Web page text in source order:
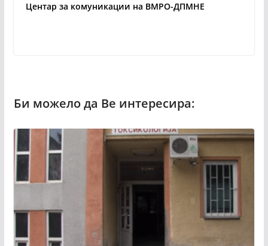
Центар за комуникации на ВМРО-ДПМНЕ